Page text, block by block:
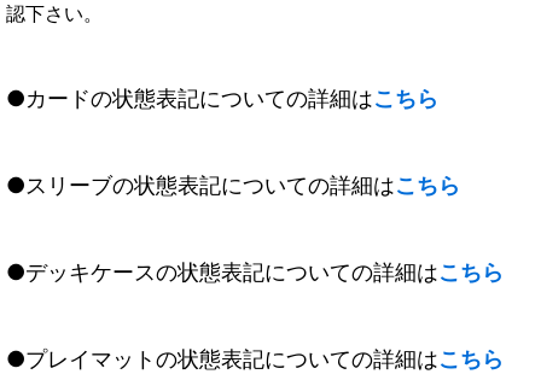
認下さい。
●カードの状態表記についての詳細はこちら
●スリーブの状態表記についての詳細はこちら
●デッキケースの状態表記についての詳細はこちら
●プレイマットの状態表記についての詳細はこちら